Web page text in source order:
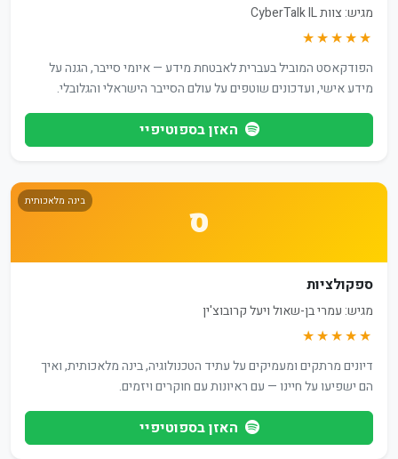
מגיש: צוות CyberTalk IL
★★★★★
הפודקאסט המוביל בעברית לאבטחת מידע — איומי סייבר, הגנה על
מידע אישי, ועדכונים שוטפים על עולם הסייבר הישראלי והגלובלי.
האזן בספוטיפיי
ס בינה מלאכותית
ספקולציות
מגיש: עמרי בן-שאול ויעל קרובוצ'ין
★★★★★
דיונים מרתקים ומעמיקים על עתיד הטכנולוגיה, בינה מלאכותית, ואיך
הם ישפיעו על חיינו — עם ראיונות עם חוקרים ויזמים.
האזן בספוטיפיי